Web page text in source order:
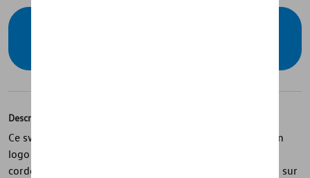
Description
Ce sweat à capuche unisexe de la collection GTI arbore un
logo GTI blanc sur la poitrine, une capuche doublée, un
cordon de serrage à motif GTI et un badge cœur GTI noir sur